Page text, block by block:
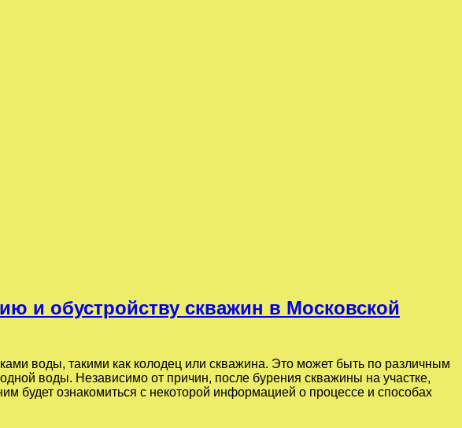
и обустройству скважин в Московской
воды, такими как колодец или скважина. Это может быть по различным
воды. Независимо от причин, после бурения скважины на участке,
будет ознакомиться с некоторой информацией о процессе и способах